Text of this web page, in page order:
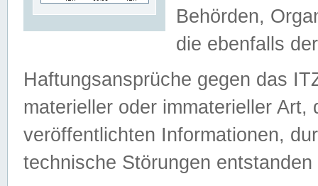
Behörden,
die ebenfalls
Haftungsansprüche gegen das
materieller oder immaterieller
veröffentlichten Informationen,
technische Störungen